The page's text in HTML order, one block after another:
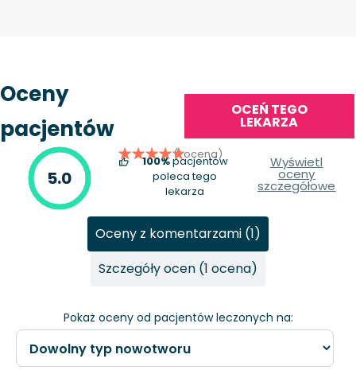
Oceny
pacjentów
OCEŃ TEGO
LEKARZA
5.0
(1 ocena)
100%pacjentów
poleca tego
lekarza
Wyświetl
oceny
szczegółowe
Pokaż oceny od pacjentów leczonych na:
Oceny z komentarzami (1)
Szczegóły ocen (1 ocena)